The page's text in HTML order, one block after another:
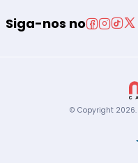
Siga-nos no
© Copyright 2026.